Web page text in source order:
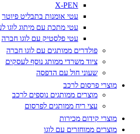
X-PEN
עטי אומנות בתבליט פיוטר
עטי מתכת עם מיתוג לוגו
עטי פלסטיק עם לוגו חברה
פולדרים ממותגים עם לוגו חברה
ציוד משרדי ממותג נוסף לעסקים
שעוני חול עם הדפסה
מוצרי פרסום לרכב
מוצרים ממותגים נוספים לרכב
עצי ריח ממותגים לפרסום
מוצרי קידום מכירות
מוצרים ממוחזרים עם לוגו